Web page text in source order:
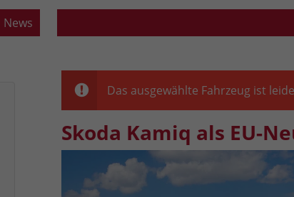
News
Das ausgewählte Fahrzeug ist
Skoda Kamiq als EU-